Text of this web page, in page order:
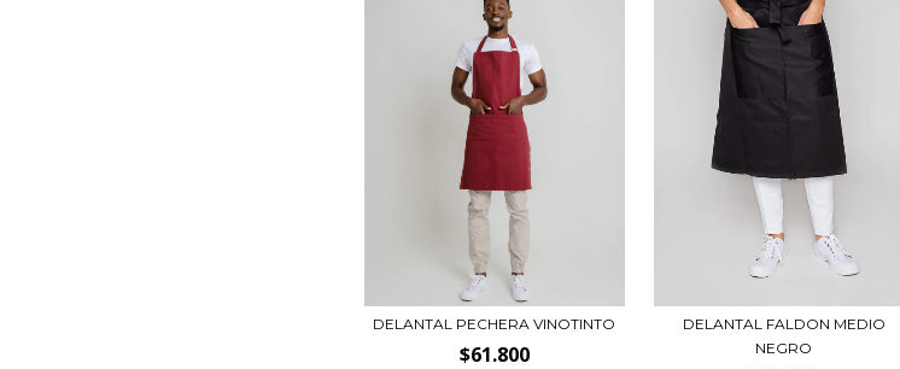
DELANTAL PECHERA VINOTINTO
$61.800
DELANTAL FALDON MEDIO
NEGRO